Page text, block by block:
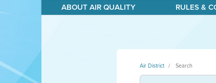
ABOUT AIR QUALITY RULES &
Air District Search